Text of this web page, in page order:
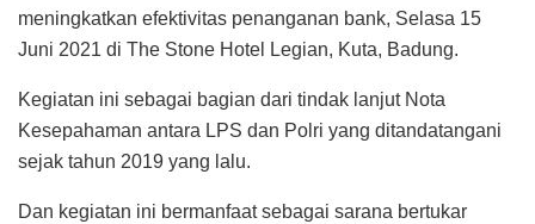
meningkatkan efektivitas penanganan bank, Selasa 15
Juni 2021 di The Stone Hotel Legian, Kuta, Badung.
Kegiatan ini sebagai bagian dari tindak lanjut Nota
Kesepahaman antara LPS dan Polri yang ditandatangani
sejak tahun 2019 yang lalu.
Dan kegiatan ini bermanfaat sebagai sarana bertukar